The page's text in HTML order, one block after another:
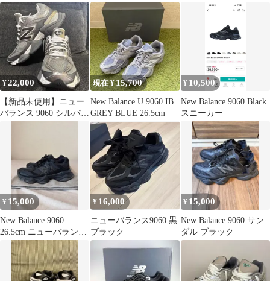
26cm ホワイト
¥22,000
【新品未使用】ニュー
バランス 9060 シルバー
現在 ¥15,700
New Balance U 9060 IB
GREY BLUE 26.5cm
¥ 10,500
New Balance 9060 Black
スニーカー
¥ 15,000
New Balance 9060
26.5cm ニューバランス
オールブラック
¥ 16,000
ニューバランス9060 黒
ブラック
¥ 15,000
New Balance 9060 サン
ダル ブラック